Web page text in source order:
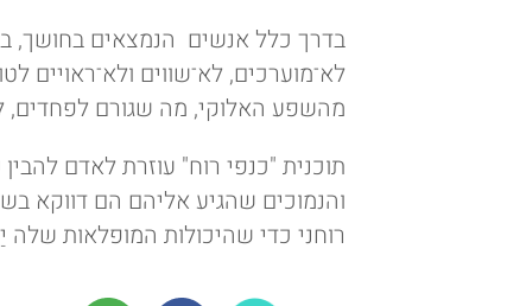
בדרך כלל אנשים הנמצאים בחושך,
לא־מוערכים, לא־שווים ולא־ראויים
מהשפע האלוקי, מה שגורם לפחדים,
תוכנית "כנפי רוח" עוזרת לאדם
והנמוכים שהגיע אליהם הם דווקא
רוחני כדי שהיכולות המופלאות שלה